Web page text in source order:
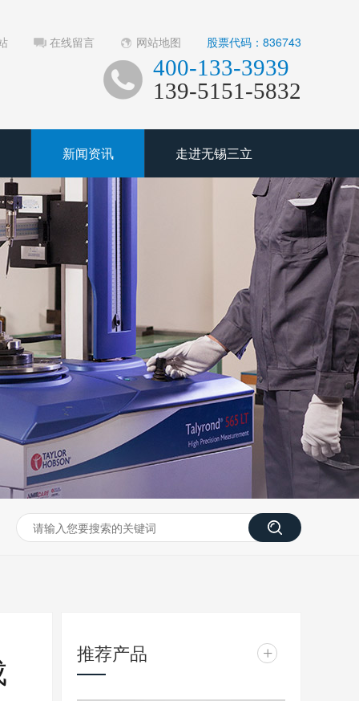
在线留言 网站地图 股票代码：836743
400-133-3939
139-5151-5832
新闻资讯 走进无锡三立
推荐产品 +